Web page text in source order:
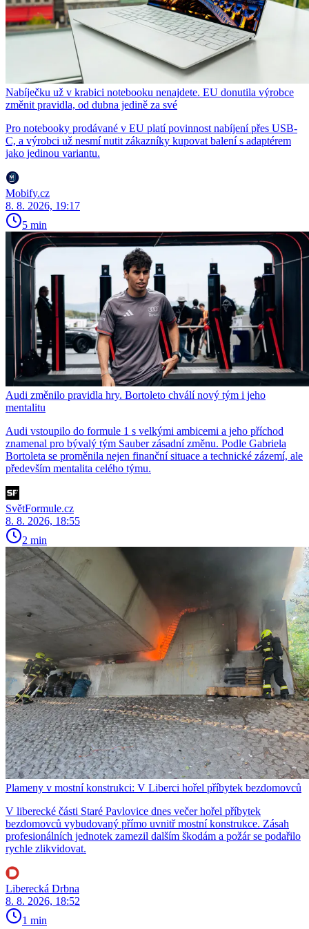
Nabíječku už v krabici notebooku nenajdete. EU donutila výrobce
změnit pravidla, od dubna jedině za své
Pro notebooky prodávané v EU platí povinnost nabíjení přes USB-
C, a výrobci už nesmí nutit zákazníky kupovat balení s adaptérem
jako jedinou variantu.
Mobify.cz
8. 8. 2026, 19:17
5 min
Audi změnilo pravidla hry. Bortoleto chválí nový tým i jeho
mentalitu
Audi vstoupilo do formule 1 s velkými ambicemi a jeho příchod
znamenal pro bývalý tým Sauber zásadní změnu. Podle Gabriela
Bortoleta se proměnila nejen finanční situace a technické zázemí, ale
především mentalita celého týmu.
SvětFormule.cz
8. 8. 2026, 18:55
2 min
Plameny v mostní konstrukci: V Liberci hořel příbytek bezdomovců
V liberecké části Staré Pavlovice dnes večer hořel příbytek
bezdomovců vybudovaný přímo uvnitř mostní konstrukce. Zásah
profesionálních jednotek zamezil dalším škodám a požár se podařilo
rychle zlikvidovat.
Liberecká Drbna
8. 8. 2026, 18:52
1 min